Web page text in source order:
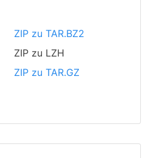
ZIP zu TAR.BZ2
ZIP zu LZH
ZIP zu TAR.GZ